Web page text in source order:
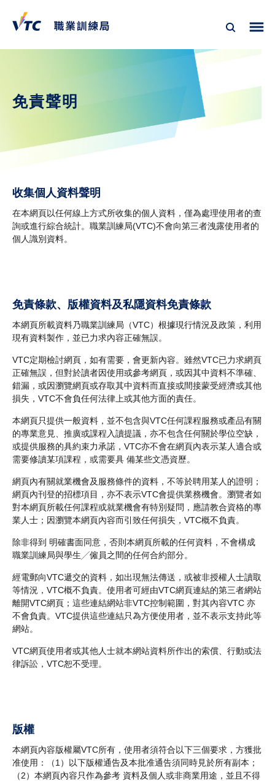
免責聲明
收集個人資料聲明
在本網頁以任何線上方式所收集的個人資料，僅為處理使用者的查
詢或進行綜合統計。職業訓練局(VTC)不會向第三者洩露使用者的
個人識別資料。
免責條款、版權資料及私隱資料免責條款
本網頁所載資料乃職業訓練局（VTC）根據現行情況及政策，利用
現有資料製作，並已力求內容正確無誤。
VTC定期檢討網頁，如有需要，會更新內容。雖然VTC已力求網頁
正確無誤，但對於讀者因使用或參考網頁，或因其中資料不準確、
錯漏，或因瀏覽網頁或存取其中資料而直接或間接蒙受經濟或其他
損失，VTC不會負任何法律上或其他方面的責任。
本網頁只提供一般資料，並不包含與VTC任何課程服務或產品有關
的專業意見、推廣或課程入讀提議，亦不包含任何關於學位空缺，
或提供服務的具約束力承諾，VTC亦不會在網頁內表示某人適合或
需要修讀某項課程，或需要具 備某些文憑資歷。
網頁內有關就業機會及服務條件的資料，不等於聘用某人的證明；
網頁內刊登的招標項目，亦不表示VTC會提供業務機會。瀏覽者如
對本網頁所載任何課程或就業機會有特別疑問，應請教合資格的專
業人士；因瀏覽本網頁內容而引致任何損失，VTC概不負責。
除非得到 明確書面同意，否則本網頁所載的任何資料，不會構成
職業訓練局與學生╱僱員之間的任何合約部分。
經電郵向VTC遞交的資料，如出現無法傳送，或被非授權人士讀取
等情況，VTC概不負責。使用者可經由VTC網頁連結的第三者網站
離開VTC網頁；這些連結網站非VTC控制範圍，對其內容VTC 亦
不會負責。VTC提供這些連結只為方便使用者，並不表示支持此等
網站。
VTC網頁使用者或其他人士就本網站資料所作出的索償、行動或法
律訴訟，VTC恕不受理。
版權
本網頁內容版權屬VTC所有，使用者須符合以下三個要求，方獲批
准使用：（1）以下版權通告及本批准通告須同時見於所有副本；
（2）本網頁內容只作為參考 資料及個人或非商業用途，並且不得